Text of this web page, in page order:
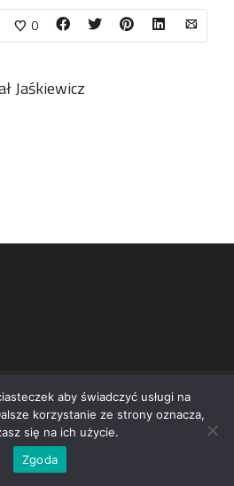
0
Jaśkiewicz
przezDigital Xperts
aby świadczyć usługi na
korzystanie ze strony oznacza,
się na ich użycie.
Zgoda